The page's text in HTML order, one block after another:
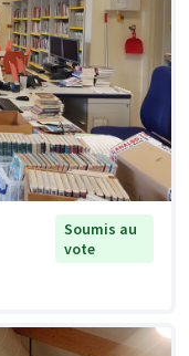
Soumis au
vote